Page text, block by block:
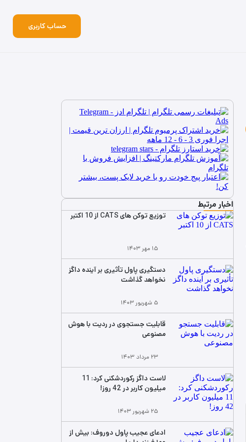
حساب کاربری
اخبار مرتبط
توزیع توکن‌ های CATS از 10 اکتبر
۱۵ مهر ۱۴۰۳
دستگیری پاول تأثیری بر آینده داگز
نخواهد گذاشت
۵ شهریور ۱۴۰۳
قابلیت جستجوی در ردیت با هوش
مصنوعی
۲۳ مرداد ۱۴۰۳
لاست داگز رکوردشکنی کرد: 11
میلیون کاربر در 42 روز!
۲۵ شهریور ۱۴۰۳
ادعای عجیب پاول دوروف: بیش از